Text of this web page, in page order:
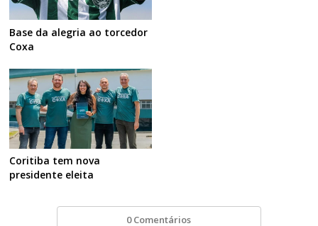
Base da alegria ao torcedor
Coxa
Coritiba tem nova
presidente eleita
0 Comentários